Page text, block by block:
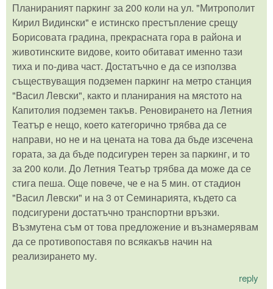
Планираният паркинг за 200 коли на ул. "Митрополит
Кирил Видински" е истинско престъпление срещу
Борисовата градина, прекрасната гора в района и
животинските видове, които обитават именно тази
тиха и по-дива част. Достатъчно е да се използва
съществуващия подземен паркинг на метро станция
"Васил Левски", както и планирания на мястото на
Капитолия подземен такъв. Реновирането на Летния
Театър е нещо, което категорично трябва да се
направи, но не и на цената на това да бъде изсечена
гората, за да бъде подсигурен терен за паркинг, и то
за 200 коли. До Летния Театър трябва да може да се
стига пеша. Още повече, че е на 5 мин. от стадион
"Васил Левски" и на 3 от Семинарията, където са
подсигурени достатъчно транспортни връзки.
Възмутена съм от това предложение и възнамерявам
да се противопоставя по всякакъв начин на
реализирането му.
reply